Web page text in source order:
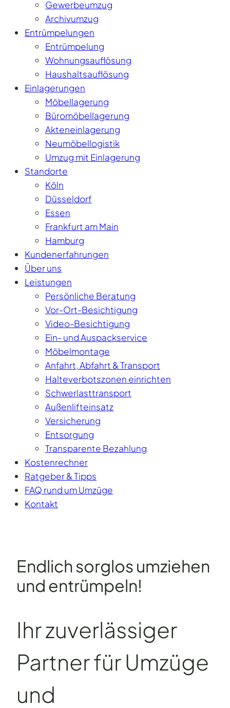
Gewerbeumzug
Archivumzug
Entrümpelungen
Entrümpelung
Wohnungsauflösung
Haushaltsauflösung
Einlagerungen
Möbellagerung
Büromöbellagerung
Akteneinlagerung
Neumöbellogistik
Umzug mit Einlagerung
Standorte
Köln
Düsseldorf
Essen
Frankfurt am Main
Hamburg
Kundenerfahrungen
Über uns
Leistungen
Persönliche Beratung
Vor-Ort-Besichtigung
Video-Besichtigung
Ein- und Auspackservice
Möbelmontage
Anfahrt, Abfahrt & Transport
Halteverbotszonen einrichten
Schwerlasttransport
Außenlifteinsatz
Versicherung
Entsorgung
Transparente Bezahlung
Kostenrechner
Ratgeber & Tipps
FAQ rund um Umzüge
Kontakt
Endlich sorglos um­ziehen
und entrümpeln!
Ihr zuverlässiger
Partner für Umzüge
und